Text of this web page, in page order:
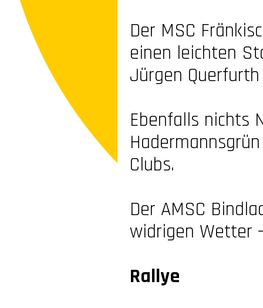
Der MSC
einen leichten
Jürgen
Ebenfalls nichts
Clubs.
Der AMSC
widrigen Wetter
Rallye